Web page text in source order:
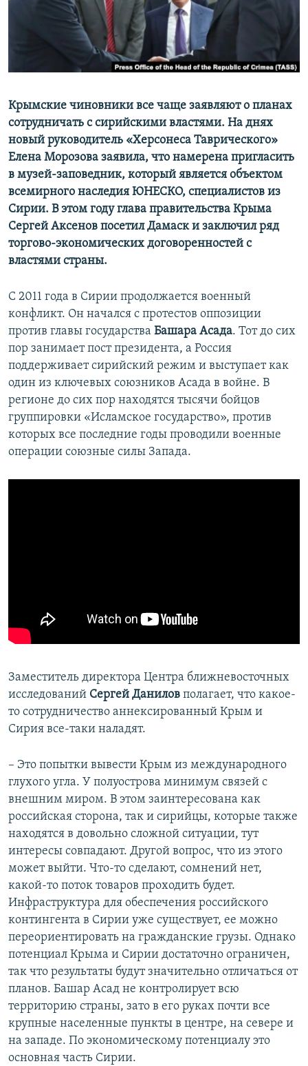
ПОБЕДИТЕЛЕЙ НЕ СУДЯТ?
КРЫМ.НЕПОКОРЕННЫЙ
ПРИСОЕДИНЯЙТЕСЬ!
Все сайты RFE/RL
Крымские чиновники все чаще заявляют о планах
сотрудничать с сирийскими властями. На днях
новый руководитель «Херсонеса Таврического»
Елена Морозова заявила, что намерена пригласить
в музей-заповедник, который является объектом
всемирного наследия ЮНЕСКО, специалистов из
Сирии. В этом году глава правительства Крыма
Сергей Аксенов посетил Дамаск и заключил ряд
торгово-экономических договоренностей с
властями страны.
С 2011 года в Сирии продолжается военный
конфликт. Он начался с протестов оппозиции
против главы государства Башара Асада. Тот до сих
пор занимает пост президента, а Россия
поддерживает сирийский режим и выступает как
один из ключевых союзников Асада в войне. В
регионе до сих пор находятся тысячи бойцов
группировки «Исламское государство», против
которых все последние годы проводили военные
операции союзные силы Запада.
Заместитель директора Центра ближневосточных
исследований Сергей Данилов полагает, что какое-
то сотрудничество аннексированный Крым и
Сирия все-таки наладят.
– Это попытки вывести Крым из международного
глухого угла. У полуострова минимум связей с
внешним миром. В этом заинтересована как
российская сторона, так и сирийцы, которые также
находятся в довольно сложной ситуации, тут
интересы совпадают. Другой вопрос, что из этого
может выйти. Что-то сделают, сомнений нет,
какой-то поток товаров проходить будет.
Инфраструктура для обеспечения российского
контингента в Сирии уже существует, ее можно
переориентировать на гражданские грузы. Однако
потенциал Крыма и Сирии достаточно ограничен,
так что результаты будут значительно отличаться от
планов. Башар Асад не контролирует всю
территорию страны, зато в его руках почти все
крупные населенные пункты в центре, на севере и
на западе. По экономическому потенциалу это
основная часть Сирии.